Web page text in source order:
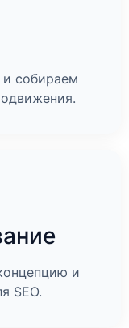
и собираем
и
SEO.